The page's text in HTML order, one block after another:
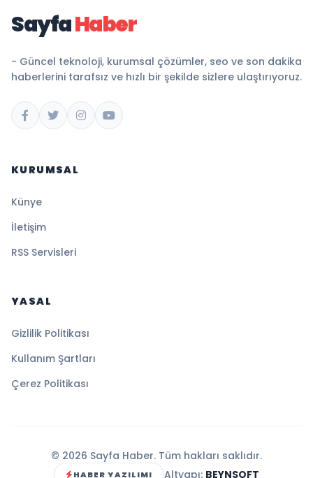
SayfaHaber
- Güncel teknoloji, kurumsal çözümler, seo ve son dakika
haberlerini tarafsız ve hızlı bir şekilde sizlere ulaştırıyoruz.
KURUMSAL
Künye
İletişim
RSS Servisleri
YASAL
Gizlilik Politikası
Kullanım Şartları
Çerez Politikası
© 2026 Sayfa Haber. Tüm hakları saklıdır.
HABER YAZILIMI Altyapı: BEYNSOFT